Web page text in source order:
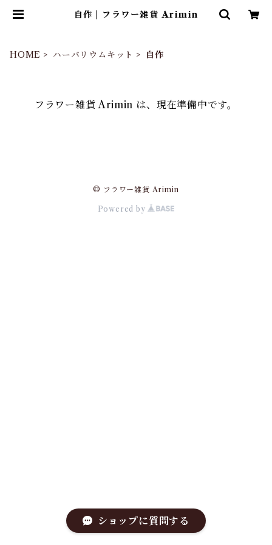
自作 | フラワー雑貨 Arimin
HOME ハーバリウムキット 自作
フラワー雑貨 Arimin は、現在準備中です。
© フラワー雑貨 Arimin
Powered by
ショップに質問する